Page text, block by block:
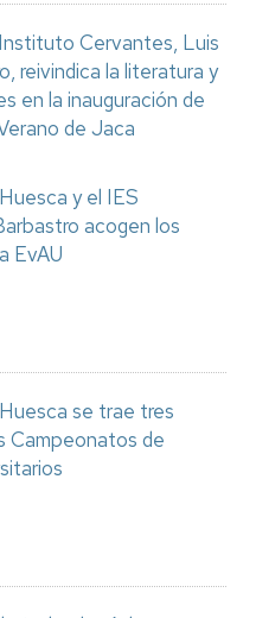
Cervantes, Luis
reivindica la literatura y
en la inauguración de
de Jaca
y el IES
acogen los
EvAU
se trae tres
Campeonatos de